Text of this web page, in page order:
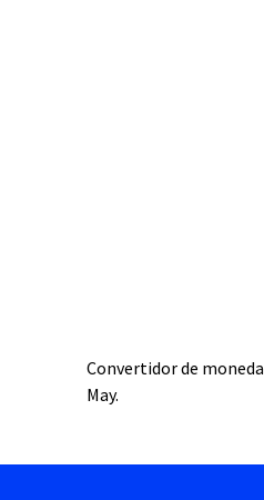
Convertidor de moneda
May.